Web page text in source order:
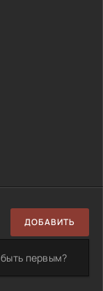
ДОБАВИТЬ
первым?